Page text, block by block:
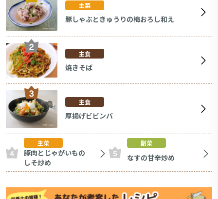
主菜
豚しゃぶときゅうりの梅おろし和え
主食
焼きそば
主食
厚揚げビビンバ
主菜
豚肉とじゃがいもの
しそ炒め
副菜
なすの甘辛炒め